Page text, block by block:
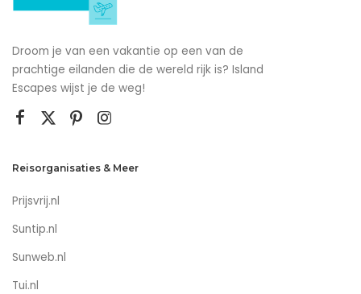
Droom je van een vakantie op een van de
prachtige eilanden die de wereld rijk is? Island
Escapes wijst je de weg!
Reisorganisaties & Meer
Prijsvrij.nl
Suntip.nl
Sunweb.nl
Tui.nl